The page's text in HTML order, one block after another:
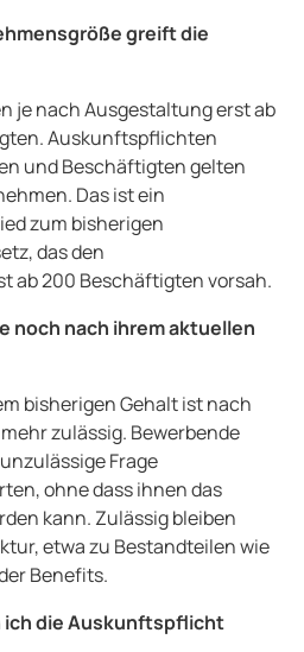
greift die
je nach Ausgestaltung erst ab
Auskunftspflichten
und Beschäftigten gelten
Das ist ein
zum bisherigen
das den
ab 200 Beschäftigten vorsah.
noch nach ihrem aktuellen
bisherigen Gehalt ist nach
zulässig. Bewerbende
Frage
ohne dass ihnen das
kann. Zulässig bleiben
etwa zu Bestandteilen wie
Benefits.
ich die Auskunftspflicht